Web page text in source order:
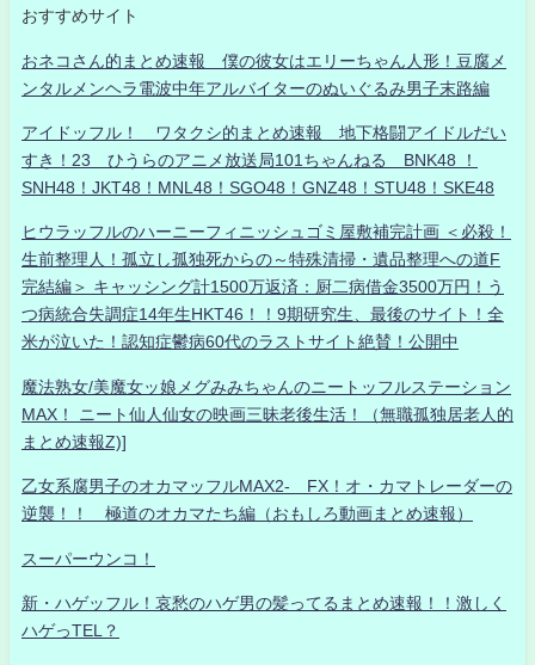
おすすめサイト
おネコさん的まとめ速報 僕の彼女はエリーちゃん人形！豆腐メ
ンタルメンヘラ電波中年アルバイターのぬいぐるみ男子末路編
アイドッフル！ ワタクシ的まとめ速報 地下格闘アイドルだい
すき！23 ひうらのアニメ放送局101ちゃんねる BNK48 ！
SNH48！JKT48！MNL48！SGO48！GNZ48！STU48！SKE48
ヒウラッフルのハーニーフィニッシュゴミ屋敷補完計画 ＜必殺！
生前整理人！孤立し孤独死からの～特殊清掃・遺品整理への道F
完結編＞ キャッシング計1500万返済：厨二病借金3500万円！う
つ病統合失調症14年生HKT46！！9期研究生、最後のサイト！全
米が泣いた！認知症鬱病60代のラストサイト絶賛！公開中
魔法熟女/美魔女ッ娘メグみみちゃんのニートッフルステーション
MAX！ ニート仙人仙女の映画三昧老後生活！（無職孤独居老人的
まとめ速報Z)]
乙女系腐男子のオカマッフルMAX2- FX！オ・カマトレーダーの
逆襲！！ 極道のオカマたち編（おもしろ動画まとめ速報）
スーパーウンコ！
新・ハゲッフル！哀愁のハゲ男の髪ってるまとめ速報！！激しく
ハゲっTEL？